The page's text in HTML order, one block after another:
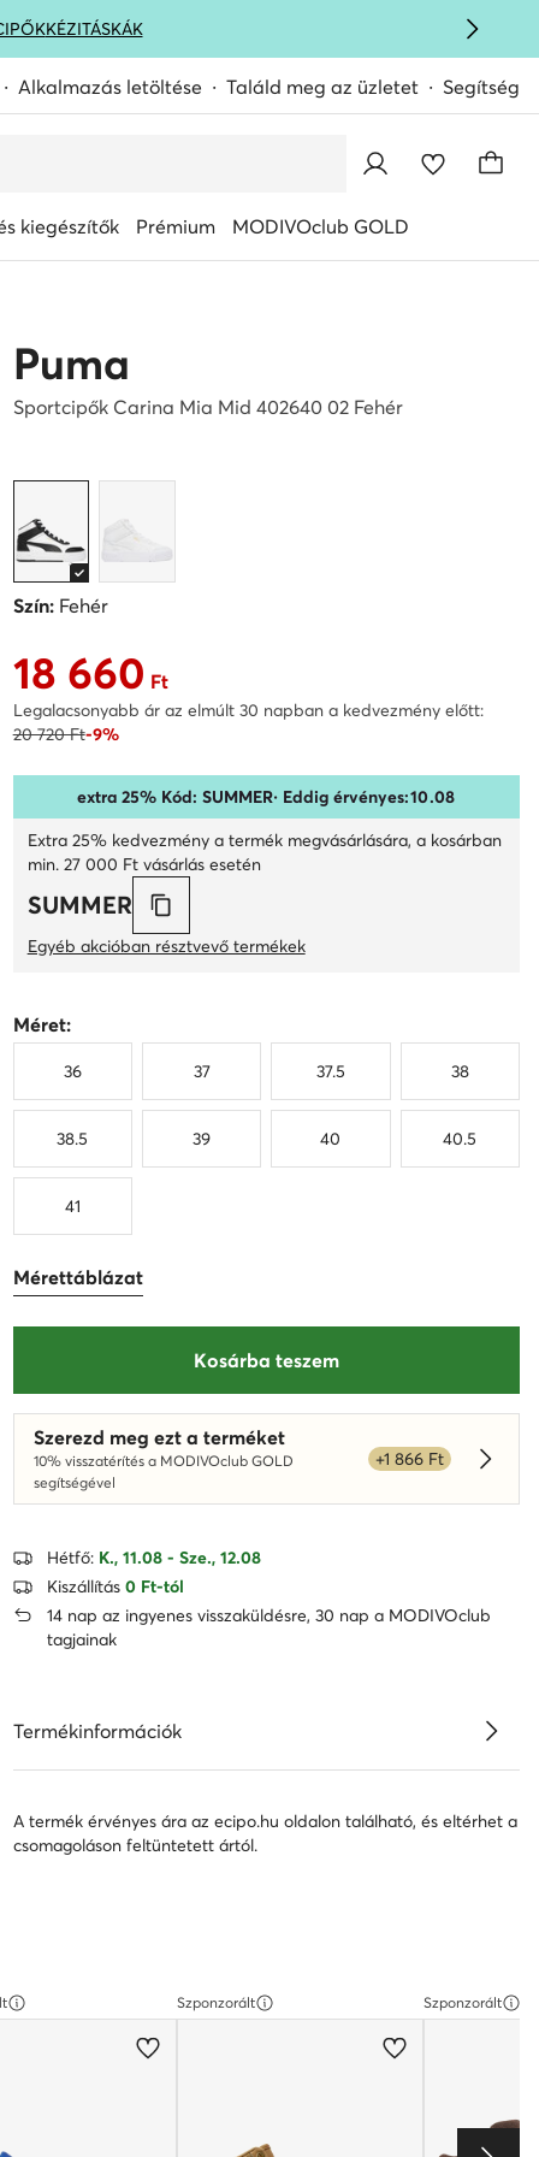
KÉZITÁSKÁK
Alkalmazás letöltése Találd meg az üzletet Segítség
kiegészítők Prémium MODIVOclub GOLD
Puma
Sportcipők Carina Mia Mid 402640 02 Fehér
Szín:Fehér
Aktuális ár 18 660 Ft
18 660 Ft
Legalacsonyabb ár az elmúlt 30 napban a kedvezmény előtt:
20 720 Ft-9%
extra 25% Kód: SUMMER· Eddig érvényes:10.08
Extra 25% kedvezmény a termék megvásárlására, a kosárban
min. 27 000 Ft vásárlás esetén
SUMMER
Egyéb akcióban résztvevő termékek
Méret:
36 37 37.5 38
38.5 39 40 40.5
41
Mérettáblázat
Kosárba teszem
Szerezd meg ezt a terméket
10% visszatérítés a MODIVOclub GOLD
segítségével
+1 866 Ft
Hétfő: K., 11.08 - Sze., 12.08
Kiszállítás 0 Ft-tól
14 nap az ingyenes visszaküldésre, 30 nap a MODIVOclub
tagjainak
Termékinformációk
A termék érvényes ára az ecipo.hu oldalon található, és eltérhet a
csomagoláson feltüntetett ártól.
Szponzorált Szponzorált